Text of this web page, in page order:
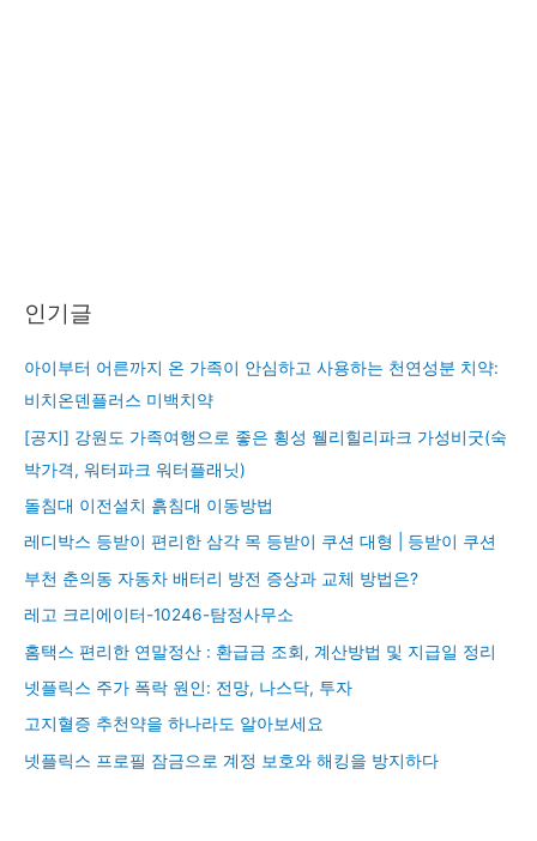
인기글
아이부터 어른까지 온 가족이 안심하고 사용하는 천연성분 치약:
비치온덴플러스 미백치약
[공지] 강원도 가족여행으로 좋은 횡성 웰리힐리파크 가성비굿(숙
박가격, 워터파크 워터플래닛)
돌침대 이전설치 흙침대 이동방법
레디박스 등받이 편리한 삼각 목 등받이 쿠션 대형 | 등받이 쿠션
부천 춘의동 자동차 배터리 방전 증상과 교체 방법은?
레고 크리에이터-10246-탐정사무소
홈택스 편리한 연말정산 : 환급금 조회, 계산방법 및 지급일 정리
넷플릭스 주가 폭락 원인: 전망, 나스닥, 투자
고지혈증 추천약을 하나라도 알아보세요
넷플릭스 프로필 잠금으로 계정 보호와 해킹을 방지하다